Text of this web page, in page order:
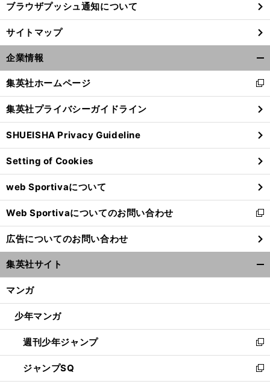
前
ブラウザプッシュ通知について
サイトマップ
企業情報
閉
る
集英社ホームページ
新
し
い
ウ
ィ
ン
ド
ウ
で
開
く
集英社プライバシーガイドライン
SHUEISHA Privacy Guideline
Setting of Cookies
web Sportivaについて
Web Sportivaについてのお問い合わせ
新
し
い
ウ
ィ
ン
ウ
開
く
広告についてのお問い合わせ
集英社サイト
マンガ
少年マンガ
週刊少年ジャンプ
新
し
い
ウ
ジャンプSQ
新
し